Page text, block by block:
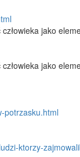
jako
jako
potrzasku.html
ktorzy-